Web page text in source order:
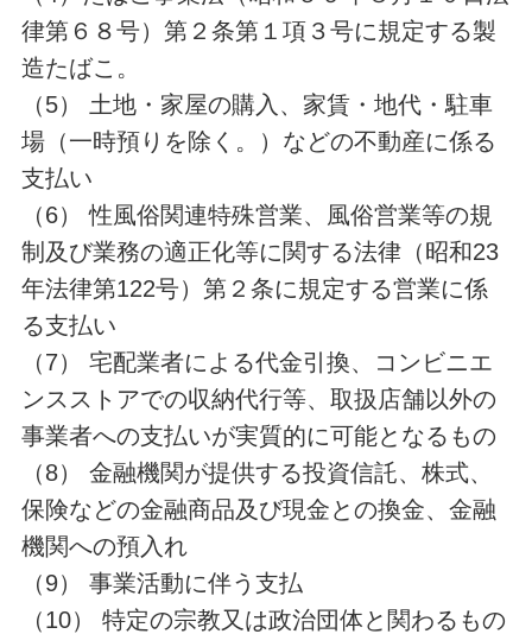
律第６８号）第２条第１項３号に規定する製
造たばこ。
（5） 土地・家屋の購入、家賃・地代・駐車
場（一時預りを除く。）などの不動産に係る
支払い
（6） 性風俗関連特殊営業、風俗営業等の規
制及び業務の適正化等に関する法律（昭和23
年法律第122号）第２条に規定する営業に係
る支払い
（7） 宅配業者による代金引換、コンビニエ
ンスストアでの収納代行等、取扱店舗以外の
事業者への支払いが実質的に可能となるもの
（8） 金融機関が提供する投資信託、株式、
保険などの金融商品及び現金との換金、金融
機関への預入れ
（9） 事業活動に伴う支払
（10） 特定の宗教又は政治団体と関わるもの